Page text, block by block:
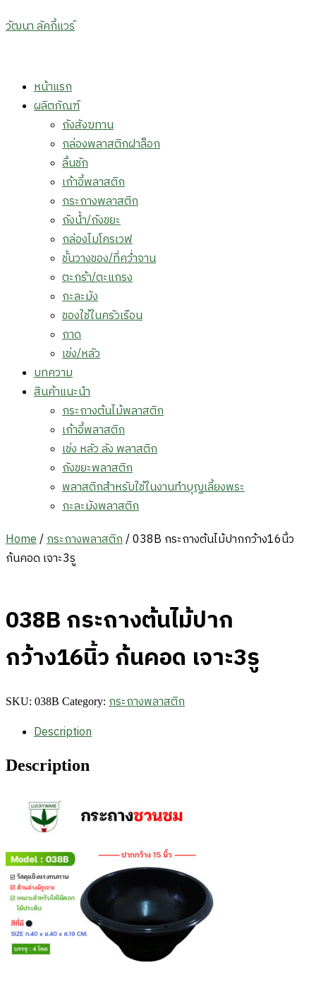
วัฒนา ลัคกี้แวร์
Menu
หน้าแรก
ผลิตภัณฑ์
ถังสังฆทาน
กล่องพลาสติกฝาล็อก
ลิ้นชัก
เก้าอี้พลาสติก
กระถางพลาสติก
ถังน้ำ/ถังขยะ
กล่องไมโครเวฟ
ชั้นวางของ/ที่คว่ำจาน
ตะกร้า/ตะแกรง
กะละมัง
ของใช้ในครัวเรือน
ถาด
เข่ง/หลัว
บทความ
สินค้าแนะนำ
กระถางต้นไม้พลาสติก
เก้าอี้พลาสติก
เข่ง หลัว ลัง พลาสติก
ถังขยะพลาสติก
พลาสติกสำหรับใช้ในงานทำบุญเลี้ยงพระ
กะละมังพลาสติก
Home/กระถางพลาสติก/ 038B กระถางต้นไม้ปากกว้าง16นิ้ว
ก้นคอด เจาะ3รู
038B กระถางต้นไม้ปาก
กว้าง16นิ้ว ก้นคอด เจาะ3รู
SKU: 038B Category: กระถางพลาสติก
Description
Description